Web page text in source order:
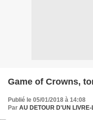
Game of Crowns,
Publié le 05/01/2018 à 14:08
Par AU DETOUR D'UN LIVRE-